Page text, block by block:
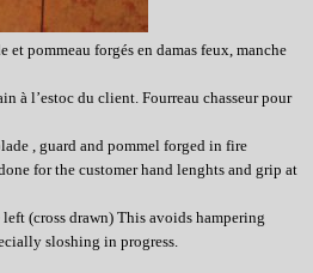
et pommeau forgés en damas feux, manche
à l’estoc du client. Fourreau chasseur pour
, guard and pommel forged in fire
for the customer hand lenghts and grip at
(cross drawn) This avoids hampering
sloshing in progress.